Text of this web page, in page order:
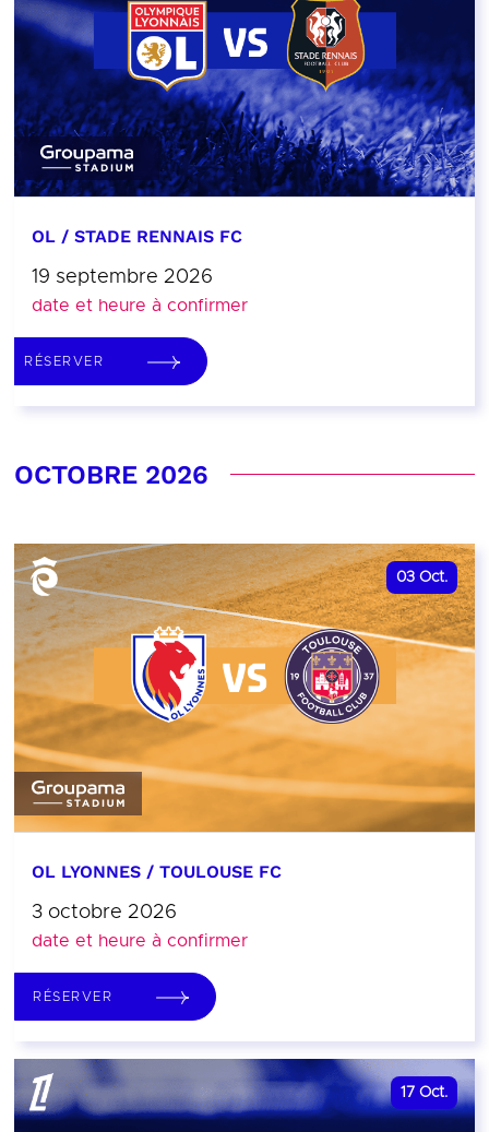
OL / STADE RENNAIS FC
19 septembre 2026
date et heure à confirmer
RÉSERVER
OCTOBRE 2026
03 Oct.
OL LYONNES / TOULOUSE FC
3 octobre 2026
date et heure à confirmer
RÉSERVER
17 Oct.